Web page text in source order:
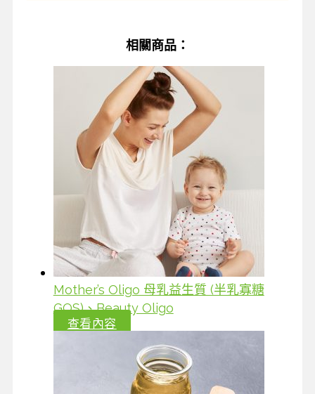
相關商品：
Mother’s Oligo 母乳益生質 (半乳寡糖
GOS)、Beauty Oligo
查看內容